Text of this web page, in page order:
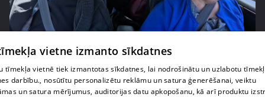
"Tevi sagaida pārsteigums!" Margarita Kolosova
satraukta par draudzeņu izdomu
71. epizode
vietne izmanto sīkdatnes
tīmekļa vietnē tiek izmantotas sīkdatnes, lai nodrošinātu un uzlabotu
darbību., nosūtītu personalizētu reklāmu un satura ģenerēšanai, veiktu
un satura mērījumus, auditorijas datu apkopošanu, kā arī produktu